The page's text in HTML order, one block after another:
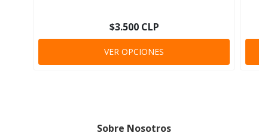
$3.500 CLP
VER OPCIONES
Sobre Nosotros